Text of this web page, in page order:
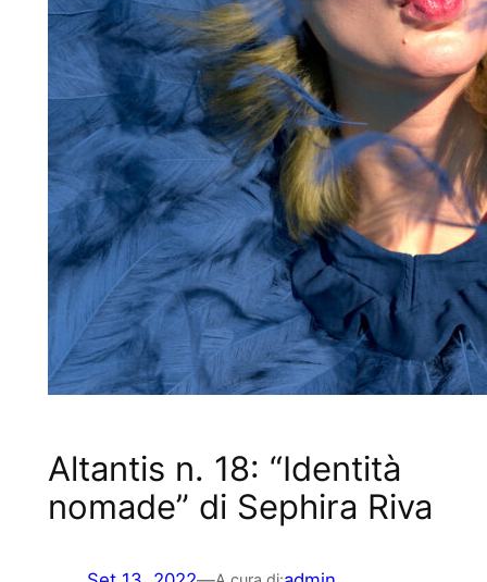
Altantis n. 18: “Identità
nomade” di Sephira Riva